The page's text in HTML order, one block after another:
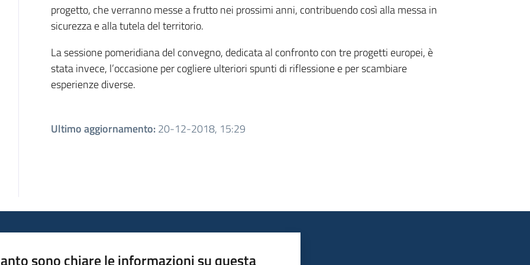
progetto, che verranno messe a frutto nei prossimi anni, contribuendo così alla messa in
sicurezza e alla tutela del territorio.
La sessione pomeridiana del convegno, dedicata al confronto con tre progetti europei, è
stata invece, l’occasione per cogliere ulteriori spunti di riflessione e per scambiare
esperienze diverse.
Ultimo aggiornamento:20-12-2018, 15:29
sono chiare le informazioni su questa